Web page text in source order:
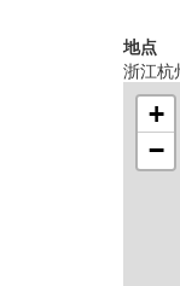
地点
浙江杭
+
−